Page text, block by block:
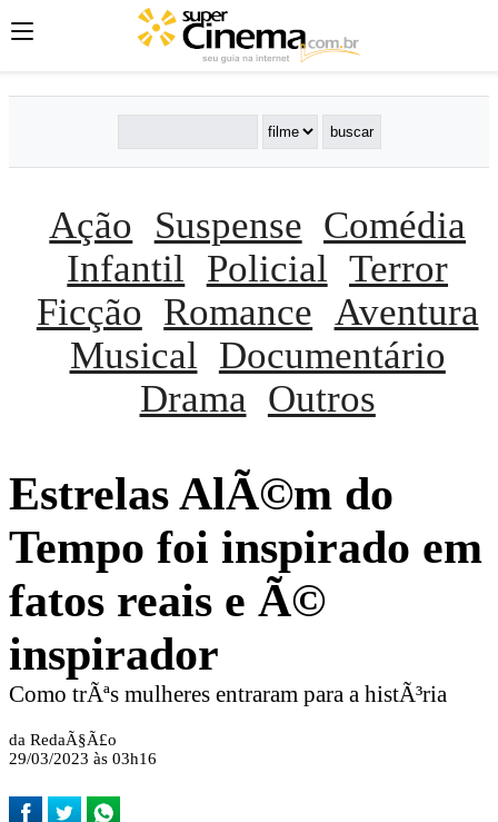
Ação Suspense Comédia
Infantil
Policial Terror
Ficção Romance Aventura
Musical
Documentário
Drama Outros
Estrelas AlÃ©m do
Tempo foi inspirado em
fatos reais e Ã©
inspirador
Como trÃªs mulheres entraram para a histÃ³ria
da RedaÃ§Ã£o
29/03/2023 às 03h16